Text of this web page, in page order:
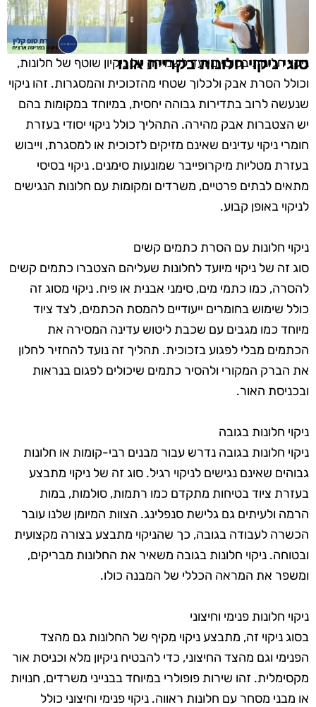
סוגי ניקוי חלונות בקריית אונו
ניקוי חלונות בסיסי מיועד לשמירה על ניקיון שוטף של חלונות,
וכולל הסרת אבק ולכלוך שטחי מהזכוכית והמסגרות. זהו ניקוי
שנעשה לרוב בתדירות גבוהה יחסית, במיוחד במקומות בהם
יש הצטברות אבק מהירה. התהליך כולל ניקוי יסודי בעזרת
חומרי ניקוי עדינים שאינם מזיקים לזכוכית או למסגרת, וייבוש
בעזרת מטליות מיקרופייבר שמונעות סימנים. ניקוי בסיסי
מתאים לבתים פרטיים, משרדים ומקומות עם חלונות הנגישים
לניקוי באופן קבוע.
ניקוי חלונות עם הסרת כתמים קשים
סוג זה של ניקוי מיועד לחלונות שעליהם הצטברו כתמים קשים
להסרה, כמו כתמי מים, סימני אבנית או פיח. ניקוי מסוג זה
כולל שימוש בחומרים ייעודיים להמסת הכתמים, לצד ציוד
מיוחד כמו מגבים עם שכבת ליטוש עדינה המסירה את
הכתמים מבלי לפגוע בזכוכית. תהליך זה נועד להחזיר לחלון
את הברק המקורי ולהסיר כתמים שיכולים לפגום בנראות
ובכניסת האור.
ניקוי חלונות בגובה
ניקוי חלונות בגובה נדרש עבור מבנים רבי-קומות או חלונות
גבוהים שאינם נגישים לניקוי רגיל. סוג זה של ניקוי מתבצע
בעזרת ציוד בטיחות מתקדם כמו רתמות, סולמות, במות
הרמה ולעיתים גם גלישת סנפלינג. הצוות המיומן שלנו עובר
הכשרה לעבודה בגובה, כך שהניקוי מתבצע בצורה מקצועית
ובטוחה. ניקוי חלונות בגובה משאיר את החלונות מבריקים,
ומשפר את המראה הכללי של המבנה כולו.
ניקוי חלונות פנימי וחיצוני
בסוג ניקוי זה, מתבצע ניקוי מקיף של החלונות גם מהצד
הפנימי וגם מהצד החיצוני, כדי להבטיח ניקיון מלא וכניסת אור
מקסימלית. זהו שירות פופולרי במיוחד בבנייני משרדים, חנויות
או מבני מסחר עם חלונות ראווה. ניקוי פנימי וחיצוני כולל